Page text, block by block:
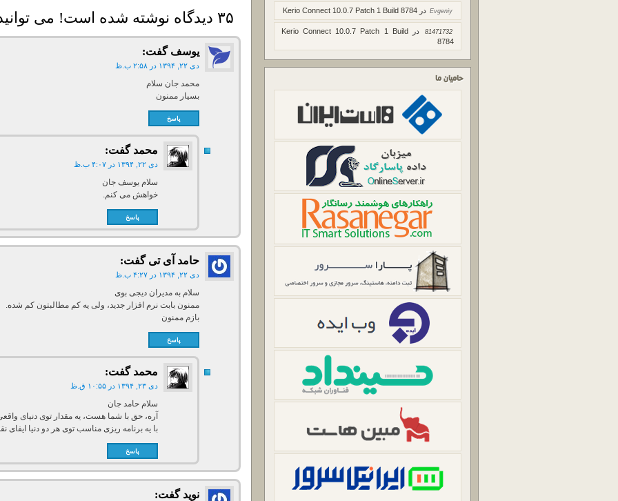
Evgeniy در Kerio Connect 10.0.7 Patch 1 Build 8784
81471732 درKerio Connect 10.0.7 Patch 1 Build
8784
حامیان ما
۳۵ دیدگاه نوشته شده است! می توانید دیدگاه خود را بنویسید
یوسف گفت:
دی ۲۲, ۱۳۹۴ در ۲:۵۸ ب.ظ
محمد جان سلام
بسیار ممنون
پاسخ
محمد گفت:
دی ۲۲, ۱۳۹۴ در ۴:۰۷ ب.ظ
سلام یوسف جان
خواهش می کنم.
پاسخ
حامد آی تی گفت:
دی ۲۲, ۱۳۹۴ در ۴:۲۷ ب.ظ
سلام به مدیران دیجی بوی
ممنون بابت نرم افزار جدید، ولی یه کم مطالبتون کم شده.
بازم ممنون
پاسخ
محمد گفت:
دی ۲۳, ۱۳۹۴ در ۱۰:۵۵ ق.ظ
سلام حامد جان
آره، حق با شما هست، یه مقدار توی دنیای
با یه برنامه ریزی مناسب توی هر دو دنیا ایفای
پاسخ
نوید گفت: